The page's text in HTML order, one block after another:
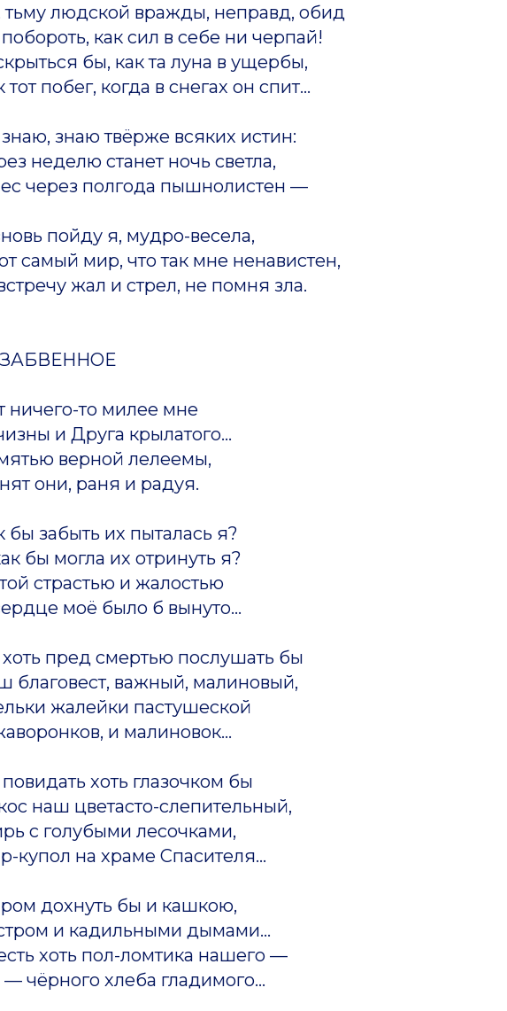
тьму людской вражды, неправд, обид
как сил в себе ни черпай!
бы, как та луна в ущербы,
тот побег, когда в снегах он спит...
знаю твёрже всяких истин:
неделю станет ночь светла,
через полгода пышнолистен —
пойду я, мудро-весела,
самый мир, что так мне ненавистен,
жал и стрел, не помня зла.
ничего-то милее мне
и Друга крылатого...
верной лелеемы,
они, раня и радуя.
бы забыть их пыталась я?
бы могла их отринуть я?
страстью и жалостью
моё было б вынуто...
хоть пред смертью послушать бы
благовест, важный, малиновый,
жалейки пастушеской
и малиновок...
хоть глазочком бы
наш цветасто-слепительный,
с голубыми лесочками,
купол на храме Спасителя...
дохнуть бы и кашкою,
и кадильными дымами...
хоть пол-ломтика нашего —
— чёрного хлеба гладимого...